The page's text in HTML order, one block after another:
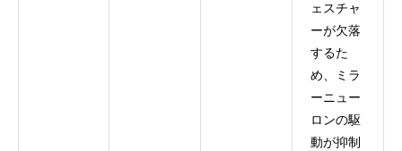
ェスチャ
ーが欠落
するた
め、ミラ
ーニュー
ロンの駆
動が抑制